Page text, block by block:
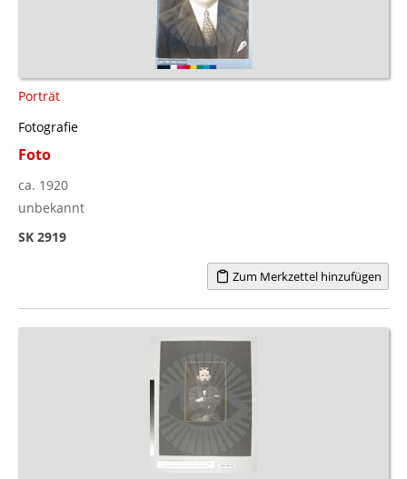
Porträt
Fotografie
Foto
ca. 1920
unbekannt
SK 2919
Zum Merkzettel hinzufügen